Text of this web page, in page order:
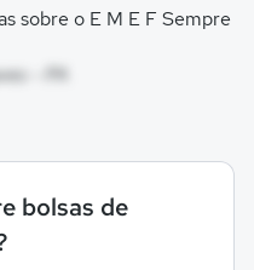
sobre o E M E F Sempre
- PA
bolsas de